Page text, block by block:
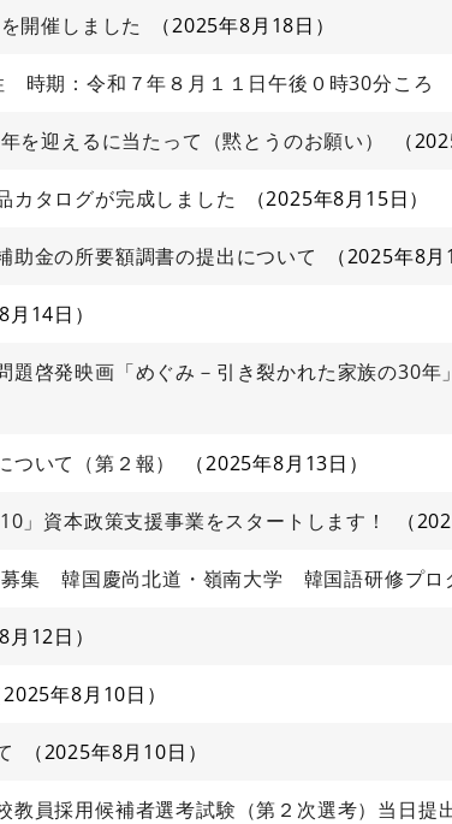
開催しました 2025年8月18日
期：令和７年８月１１日午後０時30分ころ
を迎えるに当たって（黙とうのお願い）
カタログが完成しました 2025年8月15日
金の所要額調書の提出について 2025年8月
月14日
題啓発映画「めぐみ－引き裂かれた家族の30年
いて（第２報） 2025年8月13日
」資本政策支援事業をスタートします！
集 韓国慶尚北道・嶺南大学 韓国語研修プロ
月12日
2025年8月10日
2025年8月10日
教員採用候補者選考試験（第２次選考）当日提